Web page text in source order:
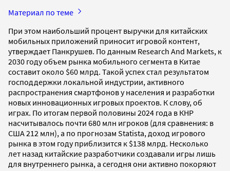
Материал по теме
При этом наибольший процент выручки для китайских
мобильных приложений приносит игровой контент,
утверждает Панкрушев. По данным Research And Markets, к
2030 году объем рынка мобильного сегмента в Китае
составит около $60 млрд. Такой успех стал результатом
господдержки локальной индустрии, активного
распространения смартфонов у населения и разработки
новых инновационных игровых проектов. К слову, об
играх. По итогам первой половины 2024 года в КНР
насчитывалось почти 680 млн игроков (для сравнения: в
США 212 млн), а по прогнозам Statista, доход игрового
рынка в этом году приблизится к $138 млрд. Несколько
лет назад китайские разработчики создавали игры лишь
для внутреннего рынка, а сегодня они активно покоряют